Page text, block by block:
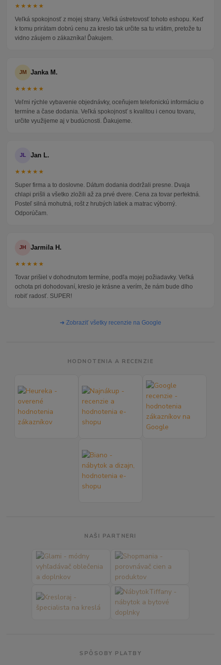
★★★★★
Veľká spokojnosť z mojej strany. Veľká ústretovosť tohoto eshopu. Keď
k tomu prirátam dobrú cenu za kreslo tak určite sa tu vrátim, pretože tu
vidno záujem o zákazníka! Ďakujem.
JM Janka M.
★★★★★
Veľmi rýchle vybavenie objednávky, oceňujem telefonickú informáciu o
termíne a čase dodania. Veľká spokojnosť s kvalitou i cenou tovaru,
určite využijeme aj v budúcnosti. Ďakujeme.
JL Jan L.
★★★★★
Super firma a to doslovne. Dátum dodania dodržali presne. Dvaja
chlapi prišli a všetko zložili až za prvé dvere. Cena za tovar perfektná.
Posteľ silná mohutná, rošt z hrubých latiek a matrac výborný.
Odporúčam.
JH Jarmila H.
★★★★★
Tovar prišiel v dohodnutom termíne, podľa mojej požiadavky. Veľká
ochota pri dohodovaní, kreslo je krásne a verím, že nám bude dlho
robiť radosť. SUPER!
➜ Zobraziť všetky recenzie na Google
HODNOTENIA A RECENZIE
NAŠI PARTNERI
SPÔSOBY PLATBY